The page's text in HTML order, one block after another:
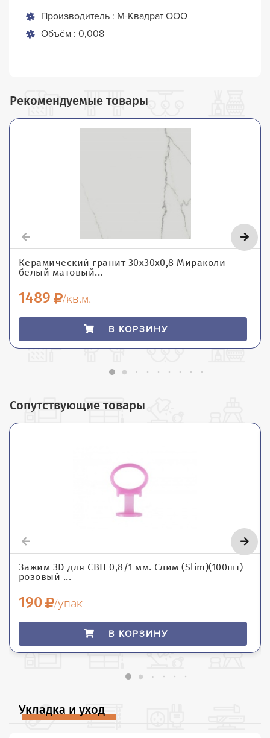
Производитель : М-Квадрат ООО
Объём : 0,008
Рекомендуемые товары
Керамический гранит 30х30х0,8 Мираколи
белый матовый...
1489 /кв.м.
В КОРЗИНУ
Сопутствующие товары
Зажим 3D для СВП 0,8/1 мм. Слим (Slim)(100шт)
розовый ...
190 /упак
В КОРЗИНУ
Укладка и уход